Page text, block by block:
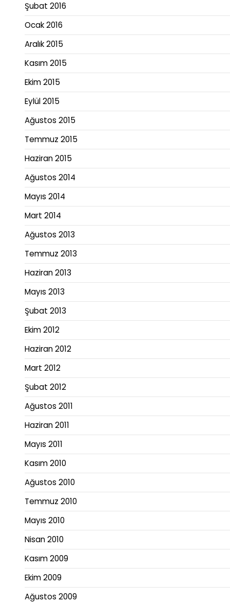
Şubat 2016
Ocak 2016
Aralık 2015
Kasım 2015
Ekim 2015
Eylül 2015
Ağustos 2015
Temmuz 2015
Haziran 2015
Ağustos 2014
Mayıs 2014
Mart 2014
Ağustos 2013
Temmuz 2013
Haziran 2013
Mayıs 2013
Şubat 2013
Ekim 2012
Haziran 2012
Mart 2012
Şubat 2012
Ağustos 2011
Haziran 2011
Mayıs 2011
Kasım 2010
Ağustos 2010
Temmuz 2010
Mayıs 2010
Nisan 2010
Kasım 2009
Ekim 2009
Ağustos 2009